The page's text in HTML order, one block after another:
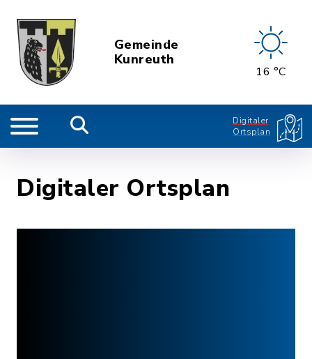
Gemeinde
Kunreuth
16 °C
Digitaler
Ortsplan
Digitaler Ortsplan